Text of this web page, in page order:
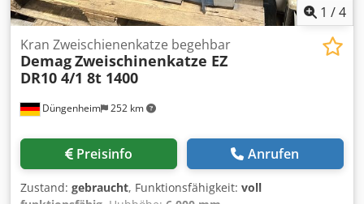
1 /4
Düngenheim 252 km
Kran Zweischienenkatze begehbar
DemagZweischinenkatze EZ
DR10 4/1 8t 1400
Preisinfo Anrufen
Zustand: gebraucht, Funktionsfähigkeit: voll